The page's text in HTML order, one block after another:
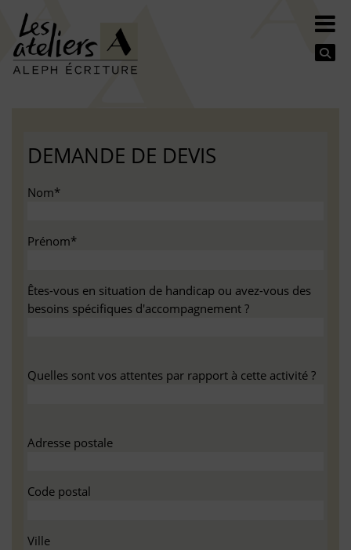
DEMANDE DE DEVIS
Nom*
Prénom*
Êtes-vous en situation de handicap ou avez-vous des
besoins spécifiques d'accompagnement ?
Quelles sont vos attentes par rapport à cette activité ?
Adresse postale
Code postal
Ville